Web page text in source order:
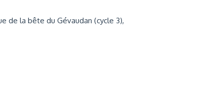
de la bête du Gévaudan (cycle 3),